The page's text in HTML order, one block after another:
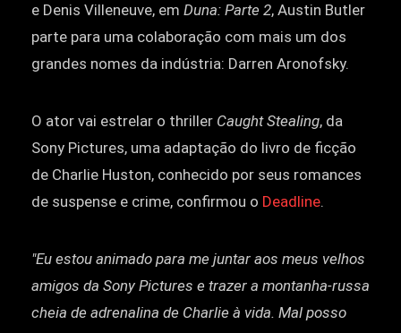
e Denis Villeneuve, em Duna: Parte 2, Austin Butler
parte para uma colaboração com mais um dos
grandes nomes da indústria: Darren Aronofsky.
O ator vai estrelar o thriller Caught Stealing, da
Sony Pictures, uma adaptação do livro de ficção
de Charlie Huston, conhecido por seus romances
de suspense e crime, confirmou o Deadline.
"Eu estou animado para me juntar aos meus velhos
amigos da Sony Pictures e trazer a montanha-russa
cheia de adrenalina de Charlie à vida. Mal posso